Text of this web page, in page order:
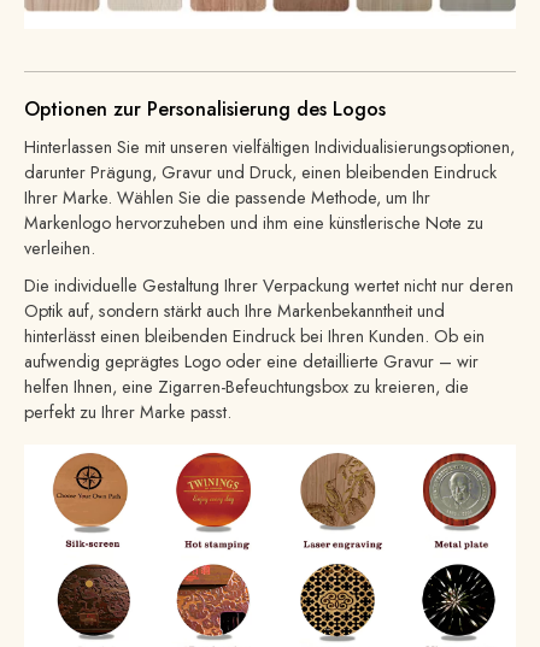
Optionen zur Personalisierung des Logos
Hinterlassen Sie mit unseren vielfältigen Individualisierungsoptionen,
darunter Prägung, Gravur und Druck, einen bleibenden Eindruck
Ihrer Marke. Wählen Sie die passende Methode, um Ihr
Markenlogo hervorzuheben und ihm eine künstlerische Note zu
verleihen.
Die individuelle Gestaltung Ihrer Verpackung wertet nicht nur deren
Optik auf, sondern stärkt auch Ihre Markenbekanntheit und
hinterlässt einen bleibenden Eindruck bei Ihren Kunden. Ob ein
aufwendig geprägtes Logo oder eine detaillierte Gravur – wir
helfen Ihnen, eine Zigarren-Befeuchtungsbox zu kreieren, die
perfekt zu Ihrer Marke passt.